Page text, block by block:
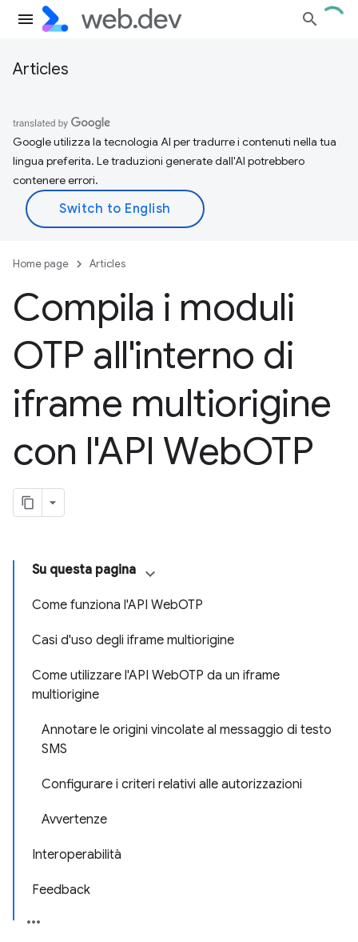
Articles
Google utilizza la tecnologia AI per tradurre i contenuti nella tua
lingua preferita. Le traduzioni generate dall'AI potrebbero
contenere errori.
Home page Articles
Compila i moduli
OTP all'interno di
iframe multiorigine
con l'API WebOTP
Su questa pagina
Come funziona l'API WebOTP
Casi d'uso degli iframe multiorigine
Come utilizzare l'API WebOTP da un iframe
multiorigine
Annotare le origini vincolate al messaggio di testo
SMS
Configurare i criteri relativi alle autorizzazioni
Avvertenze
Interoperabilità
Feedback